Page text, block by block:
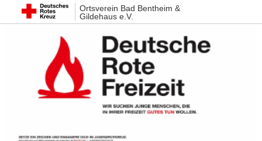
Ortsverein Bad Bentheim &
Gildehaus e.V.